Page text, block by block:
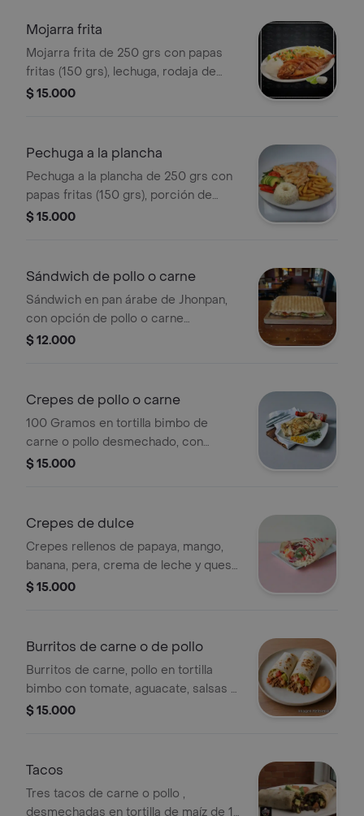
salsas varias-
Mojarra frita
Mojarra frita de 250 grs con papas
fritas (150 grs), lechuga, rodaja de
tomate, limón y porción de arroz.
$ 15.000
Pechuga a la plancha
Pechuga a la plancha de 250 grs con
papas fritas (150 grs), porción de
arroz, lechuga, rodaja de tomate y
$ 15.000
Sándwich de pollo o carne
Sándwich en pan árabe de Jhonpan,
con opción de pollo o carne
desmechada, rodaja de queso doble
$ 12.000
Crepes de pollo o carne
100 Gramos en tortilla bimbo de
carne o pollo desmechado, con
queso doble crema, maíz tierno,
$ 15.000
Crepes de dulce
Crepes rellenos de papaya, mango,
banana, pera, crema de leche y queso
doble crema, cubiertos con
$ 15.000
Burritos de carne o de pollo
Burritos de carne, pollo en tortilla
bimbo con tomate, aguacate, salsas y
ají.
$ 15.000
Tacos
Tres tacos de carne o pollo ,
desmechadas en tortilla de maíz de 14